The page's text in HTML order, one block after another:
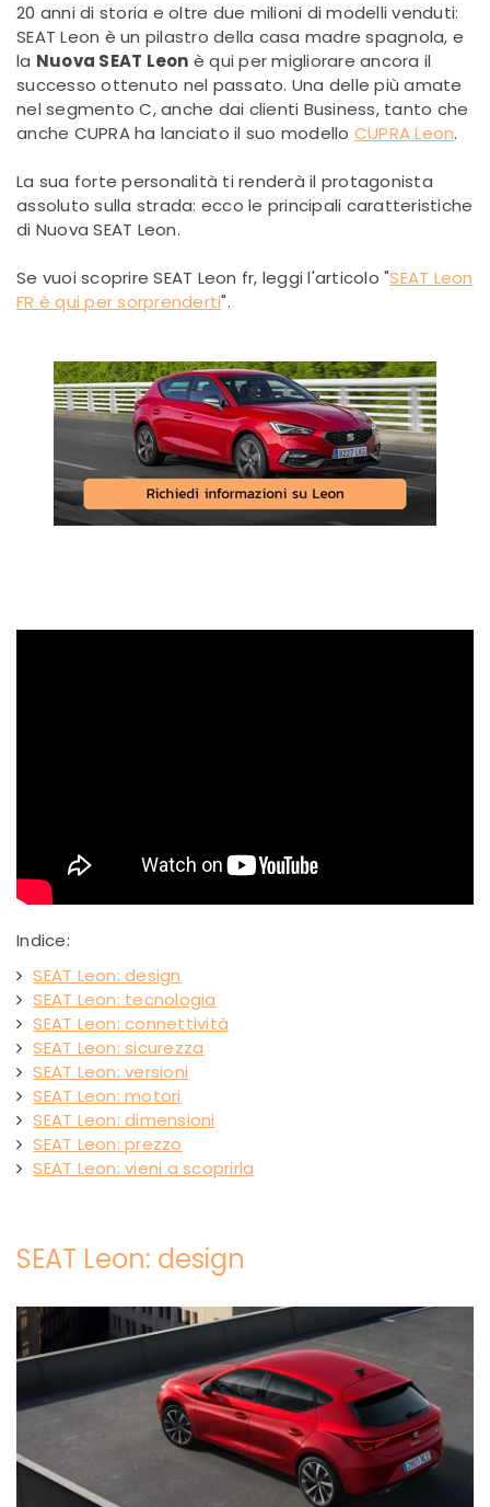
20 anni di storia e oltre due milioni di modelli venduti:
SEAT Leon è un pilastro della casa madre spagnola, e
la Nuova SEAT Leon è qui per migliorare ancora il
successo ottenuto nel passato. Una delle più amate
nel segmento C, anche dai clienti Business, tanto che
anche CUPRA ha lanciato il suo modello CUPRA Leon.
La sua forte personalità ti renderà il protagonista
assoluto sulla strada: ecco le principali caratteristiche
di Nuova SEAT Leon.
Se vuoi scoprire SEAT Leon fr, leggi l'articolo "SEAT Leon
FR è qui per sorprenderti".
Indice:
SEAT Leon: design
SEAT Leon: tecnologia
SEAT Leon: connettività
SEAT Leon: sicurezza
SEAT Leon: versioni
SEAT Leon: motori
SEAT Leon: dimensioni
SEAT Leon: prezzo
SEAT Leon: vieni a scoprirla
SEAT Leon: design